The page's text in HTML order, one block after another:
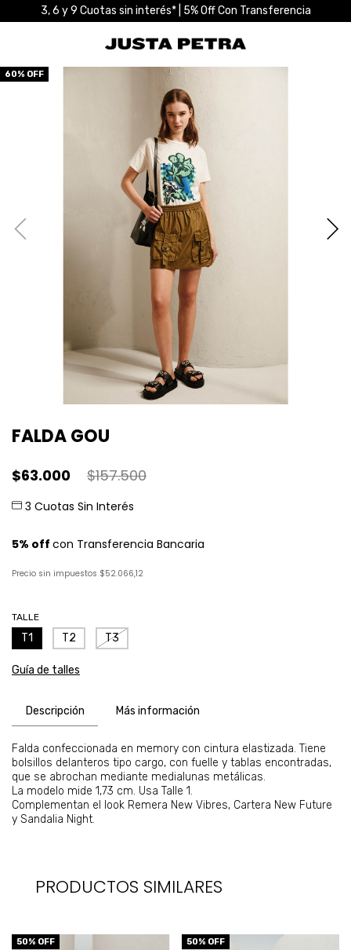
3, 6 y 9 Cuotas sin interés* | 5% Off Con Transferencia
60% OFF
FALDA GOU
$63.000 $157.500
Precio sin impuestos $52.066,12
TALLE
T1 T2 T3
Guía de talles
Descripción Más información
Falda confeccionada en memory con cintura elastizada. Tiene
bolsillos delanteros tipo cargo, con fuelle y tablas encontradas,
que se abrochan mediante medialunas metálicas.
La modelo mide 1,73 cm. Usa Talle 1.
Complementan el look Remera New Vibres, Cartera New Future
y Sandalia Night.
PRODUCTOS SIMILARES
50% OFF 50% OFF